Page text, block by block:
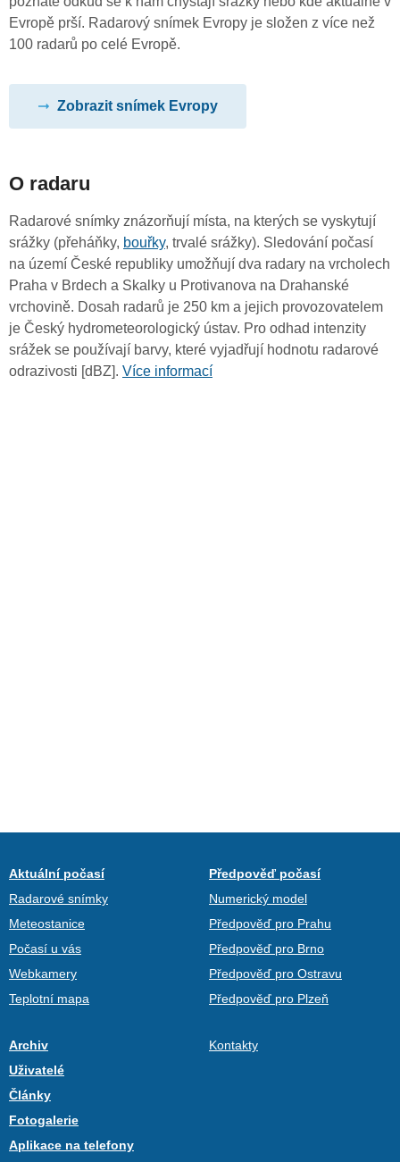
Evropě prší. Radarový snímek Evropy je složen z více než
100 radarů po celé Evropě.
Zobrazit snímek Evropy
O radaru
Radarové snímky znázorňují místa, na kterých se vyskytují
srážky (přeháňky, bouřky, trvalé srážky). Sledování počasí
na území České republiky umožňují dva radary na vrcholech
Praha v Brdech a Skalky u Protivanova na Drahanské
vrchovině. Dosah radarů je 250 km a jejich provozovatelem
je Český hydrometeorologický ústav. Pro odhad intenzity
srážek se používají barvy, které vyjadřují hodnotu radarové
odrazivosti [dBZ]. Více informací
Aktuální počasí
Radarové snímky
Meteostanice
Počasí u vás
Webkamery
Teplotní mapa
Předpověď počasí
Numerický model
Předpověď pro Prahu
Předpověď pro Brno
Předpověď pro Ostravu
Předpověď pro Plzeň
Archiv
Uživatelé
Články
Fotogalerie
Aplikace na telefony
Kontakty